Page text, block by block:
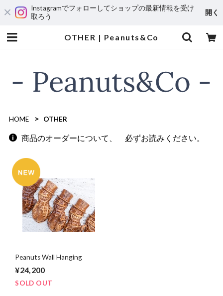
Instagramでフォローしてショップの最新情報を受け
取ろう
開く
OTHER | Peanuts&Co
HOME OTHER
商品のオーダーについて、 必ずお読みください。
Peanuts Wall Hanging
¥24,200
SOLD OUT